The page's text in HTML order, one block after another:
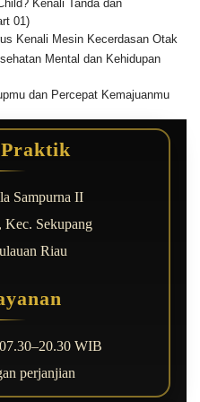
Kenali Tanda dan
01)
Kenali Mesin Kecerdasan Otak
Mental dan Kehidupan
dan Percepat Kemajuanmu
Sampurna II
Sekupang
Riau
WIB
perjanjian